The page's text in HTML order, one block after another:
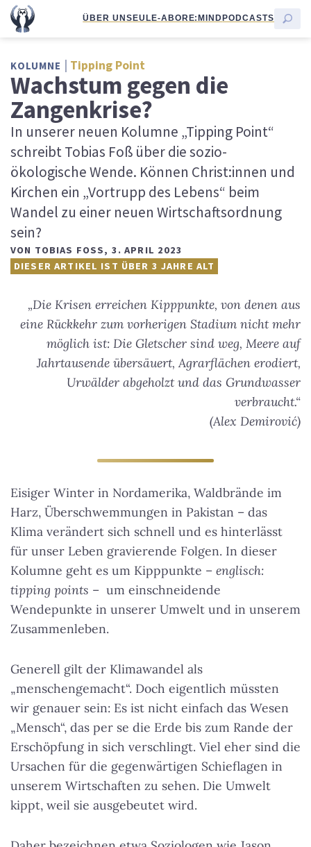
ÜBER UNSEULE-ABORE:MINDPODCASTS
KOLUMNE Tipping Point
Wachstum gegen die
Zangenkrise?
In unserer neuen Kolumne „Tipping Point“
schreibt Tobias Foß über die sozio-
ökologische Wende. Können Christ:innen und
Kirchen ein „Vortrupp des Lebens“ beim
Wandel zu einer neuen Wirtschaftsordnung
sein?
VON TOBIAS FOSS , 3. APRIL 2023
DIESER ARTIKEL IST ÜBER 3 JAHRE ALT
„Die Krisen erreichen Kipppunkte, von denen aus
eine Rückkehr zum vorherigen Stadium nicht mehr
möglich ist: Die Gletscher sind weg, Meere auf
Jahrtausende übersäuert, Agrarflächen erodiert,
Urwälder abgeholzt und das Grundwasser
verbraucht.“
(Alex Demirović)
Eisiger Winter in Nordamerika, Waldbrände im
Harz, Überschwemmungen in Pakistan – das
Klima verändert sich schnell und es hinterlässt
für unser Leben gravierende Folgen. In dieser
Kolumne geht es um Kipppunkte – englisch:
tipping points – um einschneidende
Wendepunkte in unserer Umwelt und in unserem
Zusammenleben.
Generell gilt der Klimawandel als
„menschengemacht“. Doch eigentlich müssten
wir genauer sein: Es ist nicht einfach das Wesen
„Mensch“, das per se die Erde bis zum Rande der
Erschöpfung in sich verschlingt. Viel eher sind die
Ursachen für die gegenwärtigen Schieflagen in
unserem Wirtschaften zu sehen. Die Umwelt
kippt, weil sie ausgebeutet wird.